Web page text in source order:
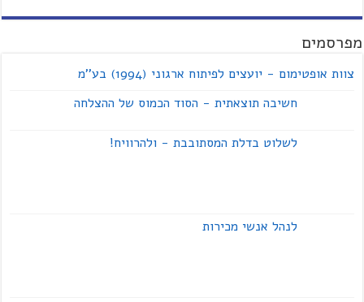
מפרסמים
צוות אופטימום - יועצים לפיתוח ארגוני (1994) בע''מ
חשיבה תוצאתית - הסוד הכמוס של ההצלחה
לשלוט בדלת המסתובבת - ולהרוויח!
לנהל אנשי מכירות